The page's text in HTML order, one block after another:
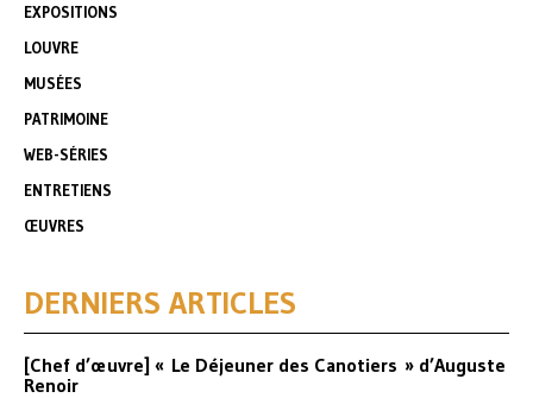
EXPOSITIONS
LOUVRE
MUSÉES
PATRIMOINE
WEB-SÉRIES
ENTRETIENS
ŒUVRES
DERNIERS ARTICLES
[Chef d’œuvre] « Le Déjeuner des Canotiers » d’Auguste
Renoir